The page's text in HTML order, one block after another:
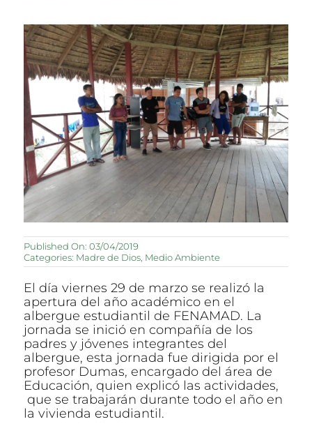
Published On: 03/04/2019
Categories: Madre de Dios, Medio Ambiente
El día viernes 29 de marzo se realizó la
apertura del año académico en el
albergue estudiantil de FENAMAD. La
jornada se inició en compañía de los
padres y jóvenes integrantes del
albergue, esta jornada fue dirigida por el
profesor Dumas, encargado del área de
Educación, quien explicó las actividades,
que se trabajarán durante todo el año en
la vivienda estudiantil.